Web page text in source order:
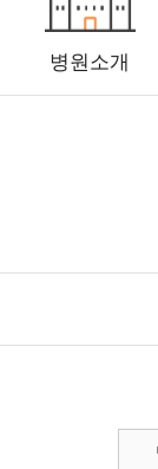
병원소개